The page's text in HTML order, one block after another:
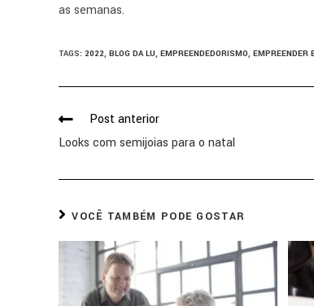
as semanas.
TAGS: 2022, BLOG DA LU, EMPREENDEDORISMO, EMPREENDER
Post anterior
Looks com semijoias para o natal
VOCÊ TAMBÉM PODE GOSTAR